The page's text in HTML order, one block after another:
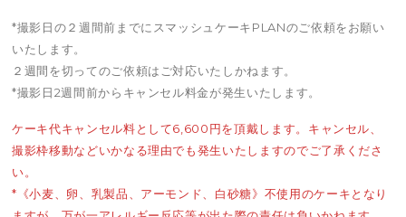
*撮影日の２週間前までにスマッシュケーキPLANのご依頼をお願い
いたします。
２週間を切ってのご依頼はご対応いたしかねます。
*撮影日2週間前からキャンセル料金が発生いたします。
ケーキ代キャンセル料として6,600円を頂戴します。キャンセル、
撮影枠移動などいかなる理由でも発生いたしますのでご了承くださ
い。
*《小麦、卵、乳製品、アーモンド、白砂糖》不使用のケーキとなり